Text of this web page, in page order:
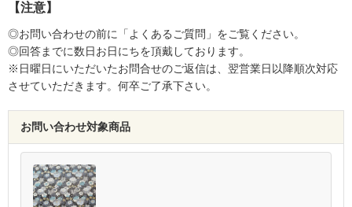
【注意】
◎お問い合わせの前に「よくあるご質問」をご覧ください。
◎回答までに数日お日にちを頂戴しております。
※日曜日にいただいたお問合せのご返信は、翌営業日以降順次対応
させていただきます。何卒ご了承下さい。
お問い合わせ対象商品